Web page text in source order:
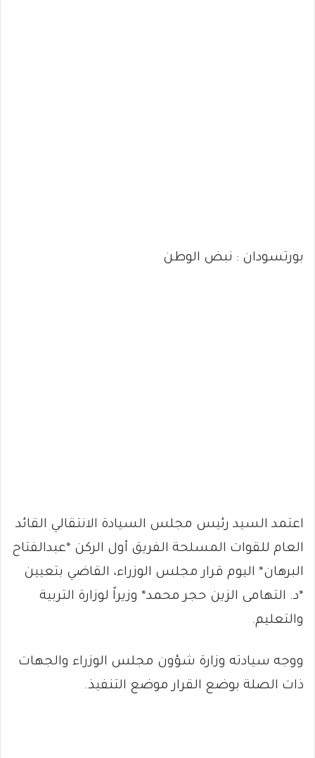
بورتسودان : نبض الوطن
اعتمد السيد رئيس مجلس السيادة الانتقالي القائد
العام للقوات المسلحة الفريق أول الركن *عبدالفتاح
البرهان* اليوم قرار مجلس الوزراء، القاضي بتعيين
*د. التهامى الزين حجر محمد* وزيراً لوزارة التربية
والتعليم.
ووجه سيادته وزارة شؤون مجلس الوزراء والجهات
ذات الصلة بوضع القرار موضع التنفيذ.